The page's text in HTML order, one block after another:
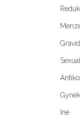
Iné